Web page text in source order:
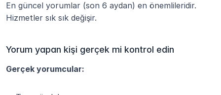
En güncel yorumlar (son 6 aydan) en önemlileridir.
Hizmetler sık sık değişir.
Yorum yapan kişi gerçek mi kontrol edin
Gerçek yorumcular: